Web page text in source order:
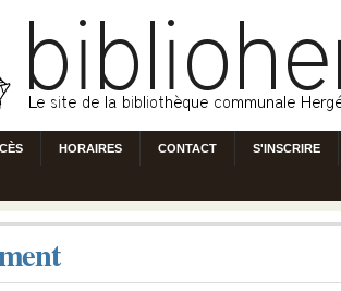
HORAIRES CONTACT S'INSCRIRE